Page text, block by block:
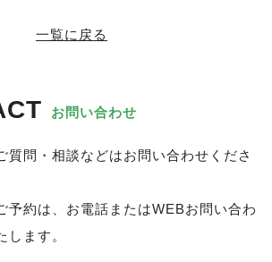
一覧に戻る
お問い合わせ
質問・相談などはお問い合わせくださ
予約は、お電話またはWEBお問い合わ
します。